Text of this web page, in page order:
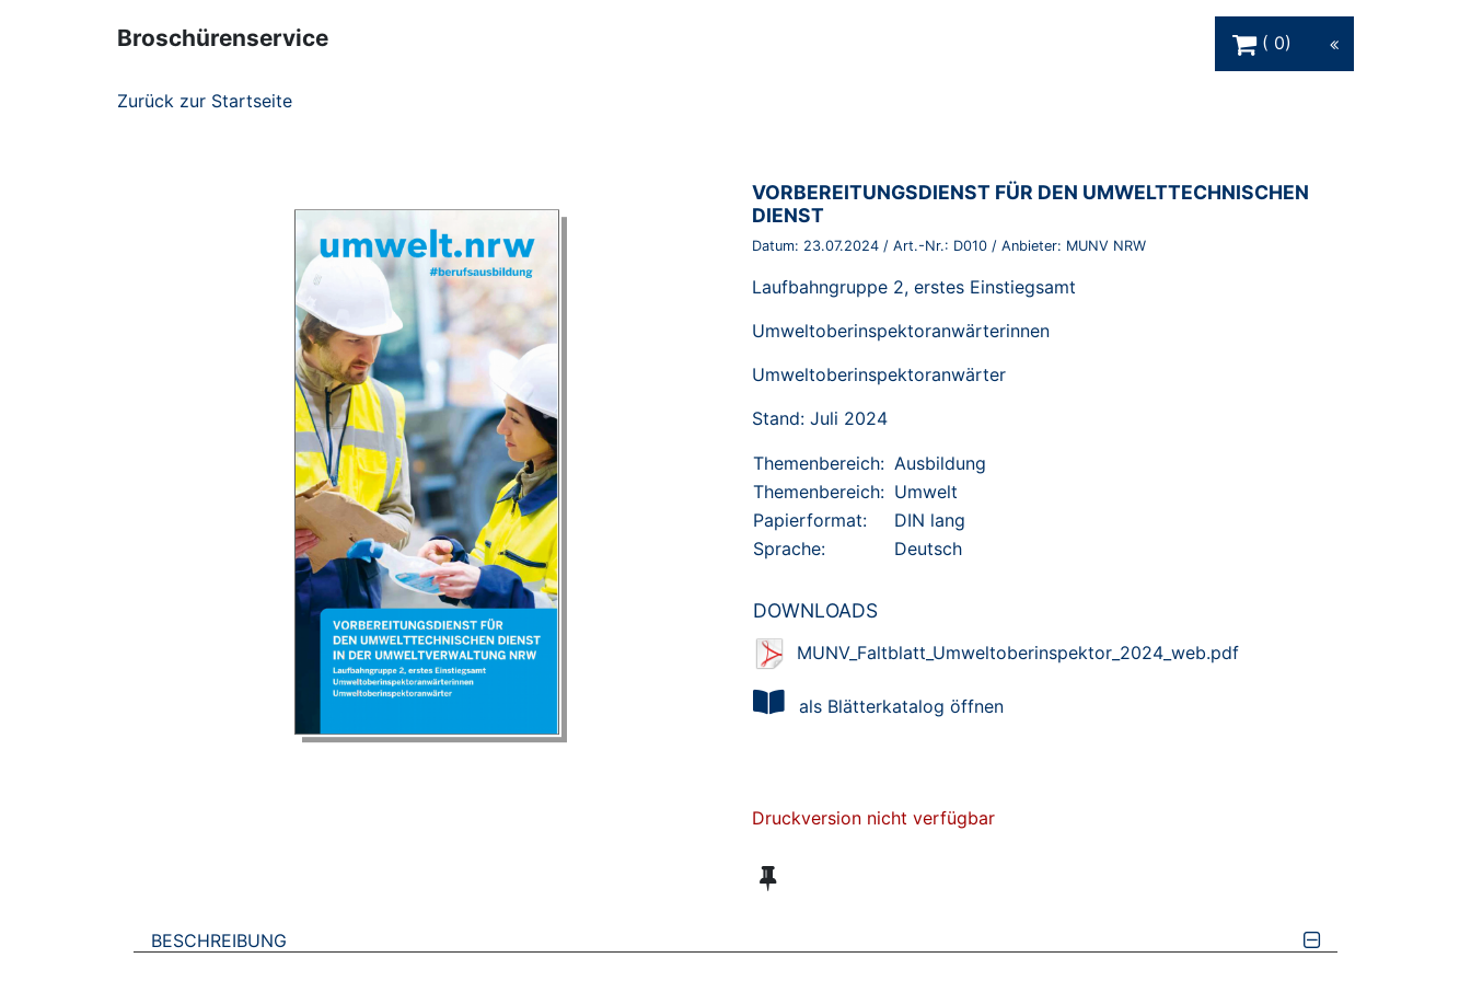
Broschürenservice
0
Zurück zur Startseite
BROSCHÜRE:
VORBEREITUNGSDIENST FÜR DEN UMWELTTECHNISCHEN
DIENST
Datum: 23.07.2024 / Art.-Nr.: D010 / Anbieter: MUNV NRW
Laufbahngruppe 2, erstes Einstiegsamt
Umweltoberinspektoranwärterinnen
Umweltoberinspektoranwärter
Stand: Juli 2024
Themenbereich: Ausbildung
Themenbereich: Umwelt
Papierformat:
DIN lang
Sprache:
Deutsch
DOWNLOADS
MUNV_Faltblatt_Umweltoberinspektor_2024_web.pdf
als Blätterkatalog öffnen
Druckversion nicht verfügbar
BESCHREIBUNG